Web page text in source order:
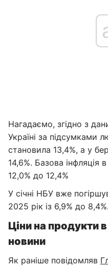
Нагадаємо, згідно з
Україні за підсумками
становила 13,4%, а у
14,6%. Базова інфляція
12,0% до 12,4%
У січні НБУ вже
2025 рік із 6,9% до 8,4%.
Ціни на продукти в
новини
Як раніше повідомляв